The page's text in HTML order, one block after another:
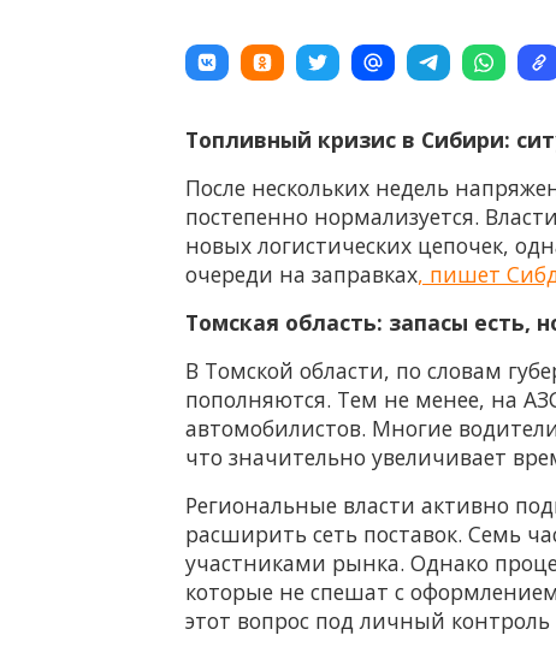
Топливный кризис в Сибири:
После нескольких недель
постепенно нормализуется.
новых логистических цепочек,
очереди на заправках, пишет
Томская область: запасы есть,
В Томской области, по словам
пополняются. Тем не менее, на
автомобилистов. Многие
что значительно увеличивает
Региональные власти активно
расширить сеть поставок. Семь
участниками рынка. Однако
которые не спешат с
этот вопрос под личный контроль